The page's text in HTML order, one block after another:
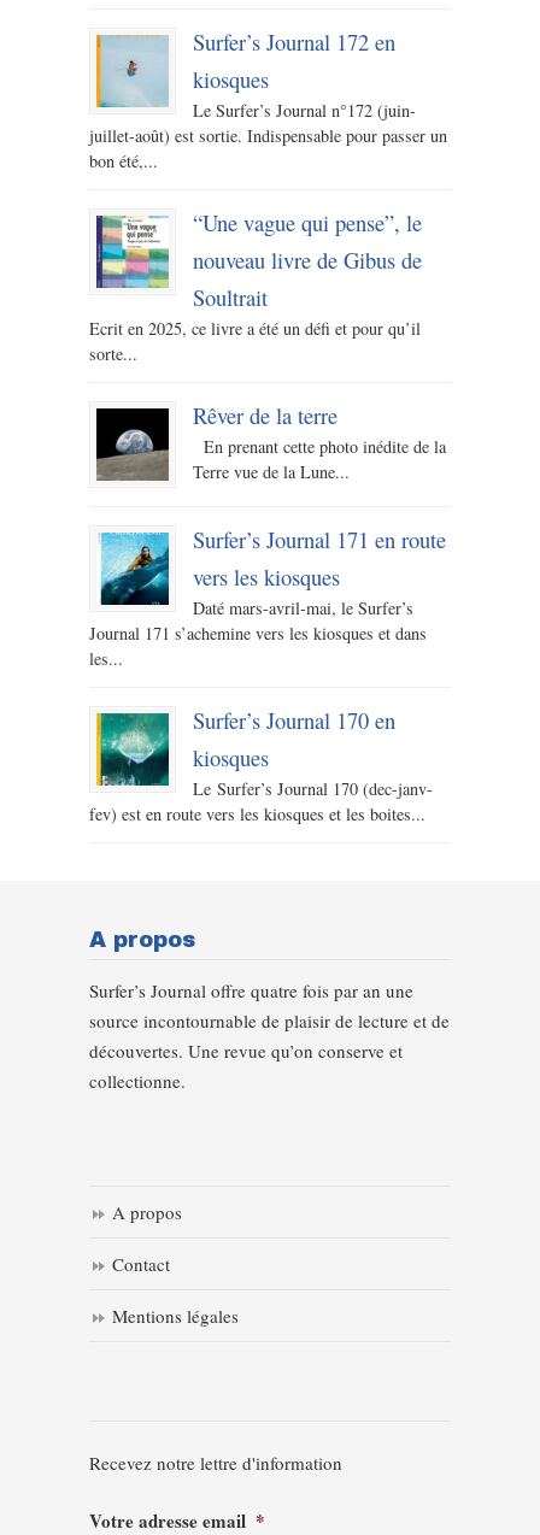
Surfer’s Journal 172 en
kiosques
Le Surfer’s Journal n°172 (juin-
juillet-août) est sortie. Indispensable pour passer un
bon été,...
“Une vague qui pense”, le
nouveau livre de Gibus de
Soultrait
Ecrit en 2025, ce livre a été un défi et pour qu’il
sorte...
Rêver de la terre
En prenant cette photo inédite de la
Terre vue de la Lune...
Surfer’s Journal 171 en route
vers les kiosques
Daté mars-avril-mai, le Surfer’s
Journal 171 s’achemine vers les kiosques et dans
les...
Surfer’s Journal 170 en
kiosques
Le Surfer’s Journal 170 (dec-janv-
fev) est en route vers les kiosques et les boites...
A propos
Surfer’s Journal offre quatre fois par an une
source incontournable de plaisir de lecture et de
découvertes. Une revue qu’on conserve et
collectionne.
A propos
Contact
Mentions légales
Recevez notre lettre d'information
Votre adresse email *